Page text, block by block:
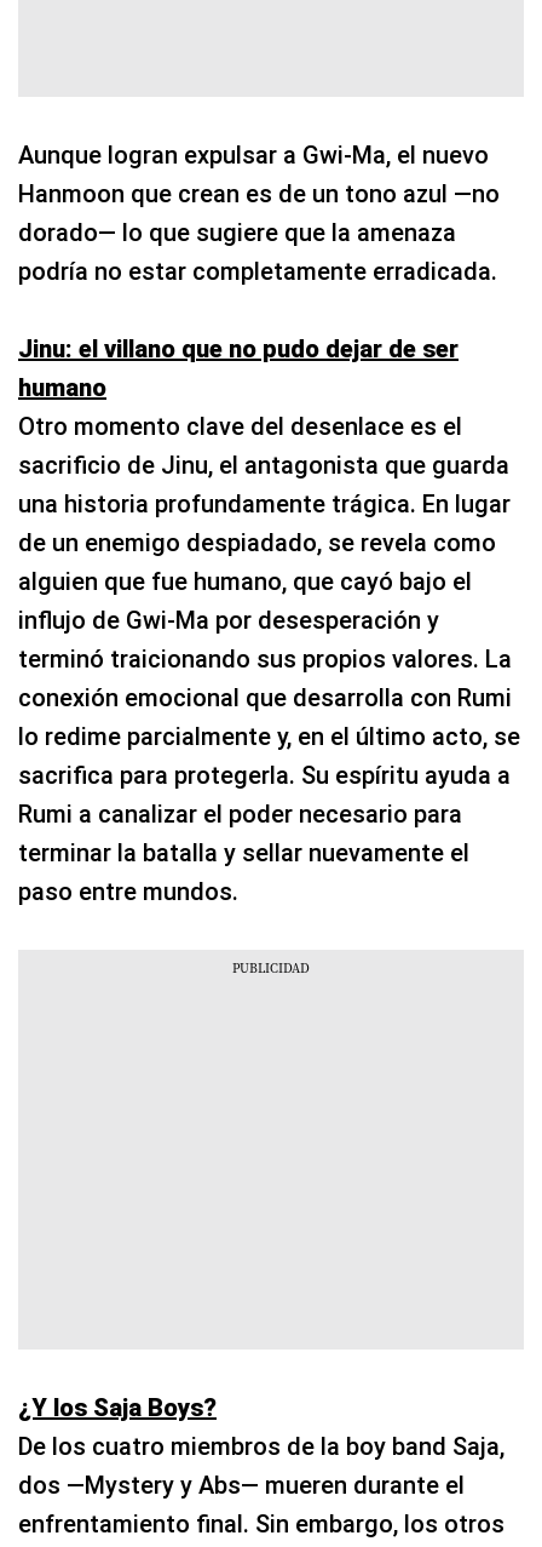
Aunque logran expulsar a Gwi-Ma, el nuevo
Hanmoon que crean es de un tono azul —no
dorado— lo que sugiere que la amenaza
podría no estar completamente erradicada.
Jinu: el villano que no pudo dejar de ser
humano
Otro momento clave del desenlace es el
sacrificio de Jinu, el antagonista que guarda
una historia profundamente trágica. En lugar
de un enemigo despiadado, se revela como
alguien que fue humano, que cayó bajo el
influjo de Gwi-Ma por desesperación y
terminó traicionando sus propios valores. La
conexión emocional que desarrolla con Rumi
lo redime parcialmente y, en el último acto, se
sacrifica para protegerla. Su espíritu ayuda a
Rumi a canalizar el poder necesario para
terminar la batalla y sellar nuevamente el
paso entre mundos.
¿Y los Saja Boys?
De los cuatro miembros de la boy band Saja,
dos —Mystery y Abs— mueren durante el
enfrentamiento final. Sin embargo, los otros